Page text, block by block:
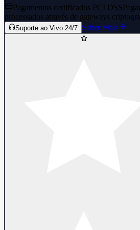
Pagamentos certificados PCI DSS
processados através de gateways
Suporte ao Vivo 24/7 Saber Mais